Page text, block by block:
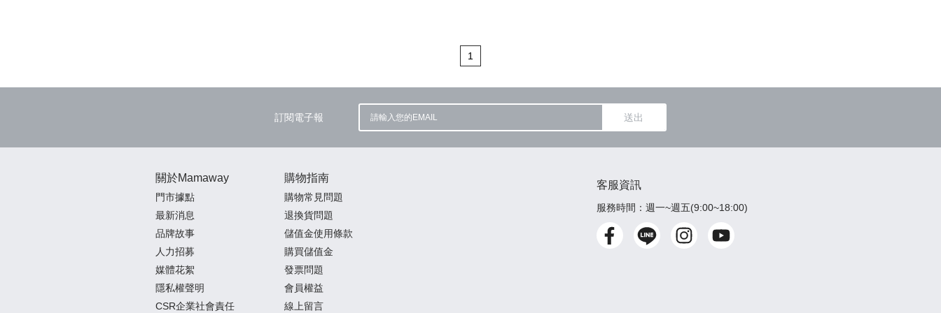
1
訂閱電子報 送出
關於Mamaway
門市據點
最新消息
品牌故事
人力招募
媒體花絮
隱私權聲明
CSR企業社會責任
購物指南
購物常見問題
退換貨問題
儲值金使用條款
購買儲值金
發票問題
會員權益
線上留言
客服資訊
服務時間：週一~週五(9:00~18:00)